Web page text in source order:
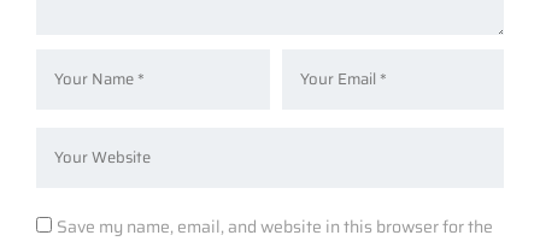
Save my name, email, and website in this browser for the